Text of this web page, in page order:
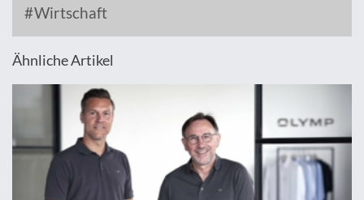
Wirtschaft
Ähnliche Artikel